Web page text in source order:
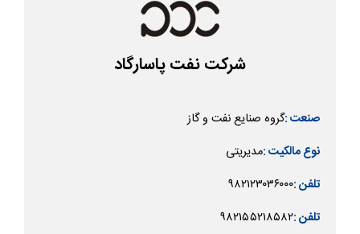
شرکت نفت پاسارگاد
صنعت :گروه صنایع نفت و گاز
نوع مالکیت :مدیریتی
تلفن :۹۸۲۱۲۳۰۳۶۰۰۰
تلفن :۹۸۲۱۵۵۲۱۸۵۸۲